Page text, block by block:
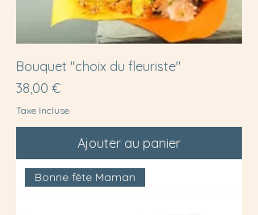
Bouquet "choix du fleuriste"
Prix
38,00 €
Taxe Incluse
Ajouter au panier
Bonne fête Maman